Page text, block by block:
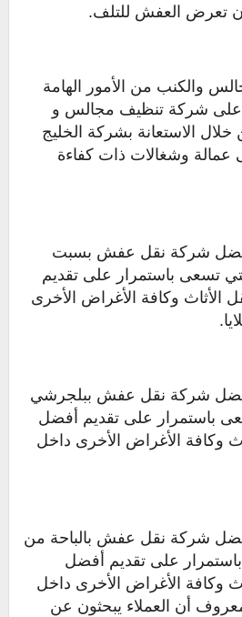
تعرض العفش للتلف.
والكنب من الأمور الهامة
على شركة تنظيف مجالس و
خلال الاستعانة بشركة الخليج
عمالة وشغالات ذات كفاءة
أفضل شركة نقل عفش بسبت
تسعى باستمرار على تقديم
الأثاث وكافة الأغراض الأخرى
أفضل شركة نقل عفش ببلجرشي
باستمرار على تقديم أفضل
وكافة الأغراض الأخرى داخل
أفضل شركة نقل عفش بالباحة من
على تقديم أفضل
وكافة الأغراض الأخرى داخل
أن العملاء يبحثون عن